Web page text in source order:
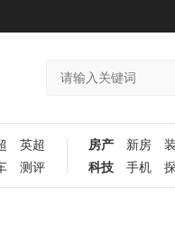
英超
测评
房产 新房
科技
手机